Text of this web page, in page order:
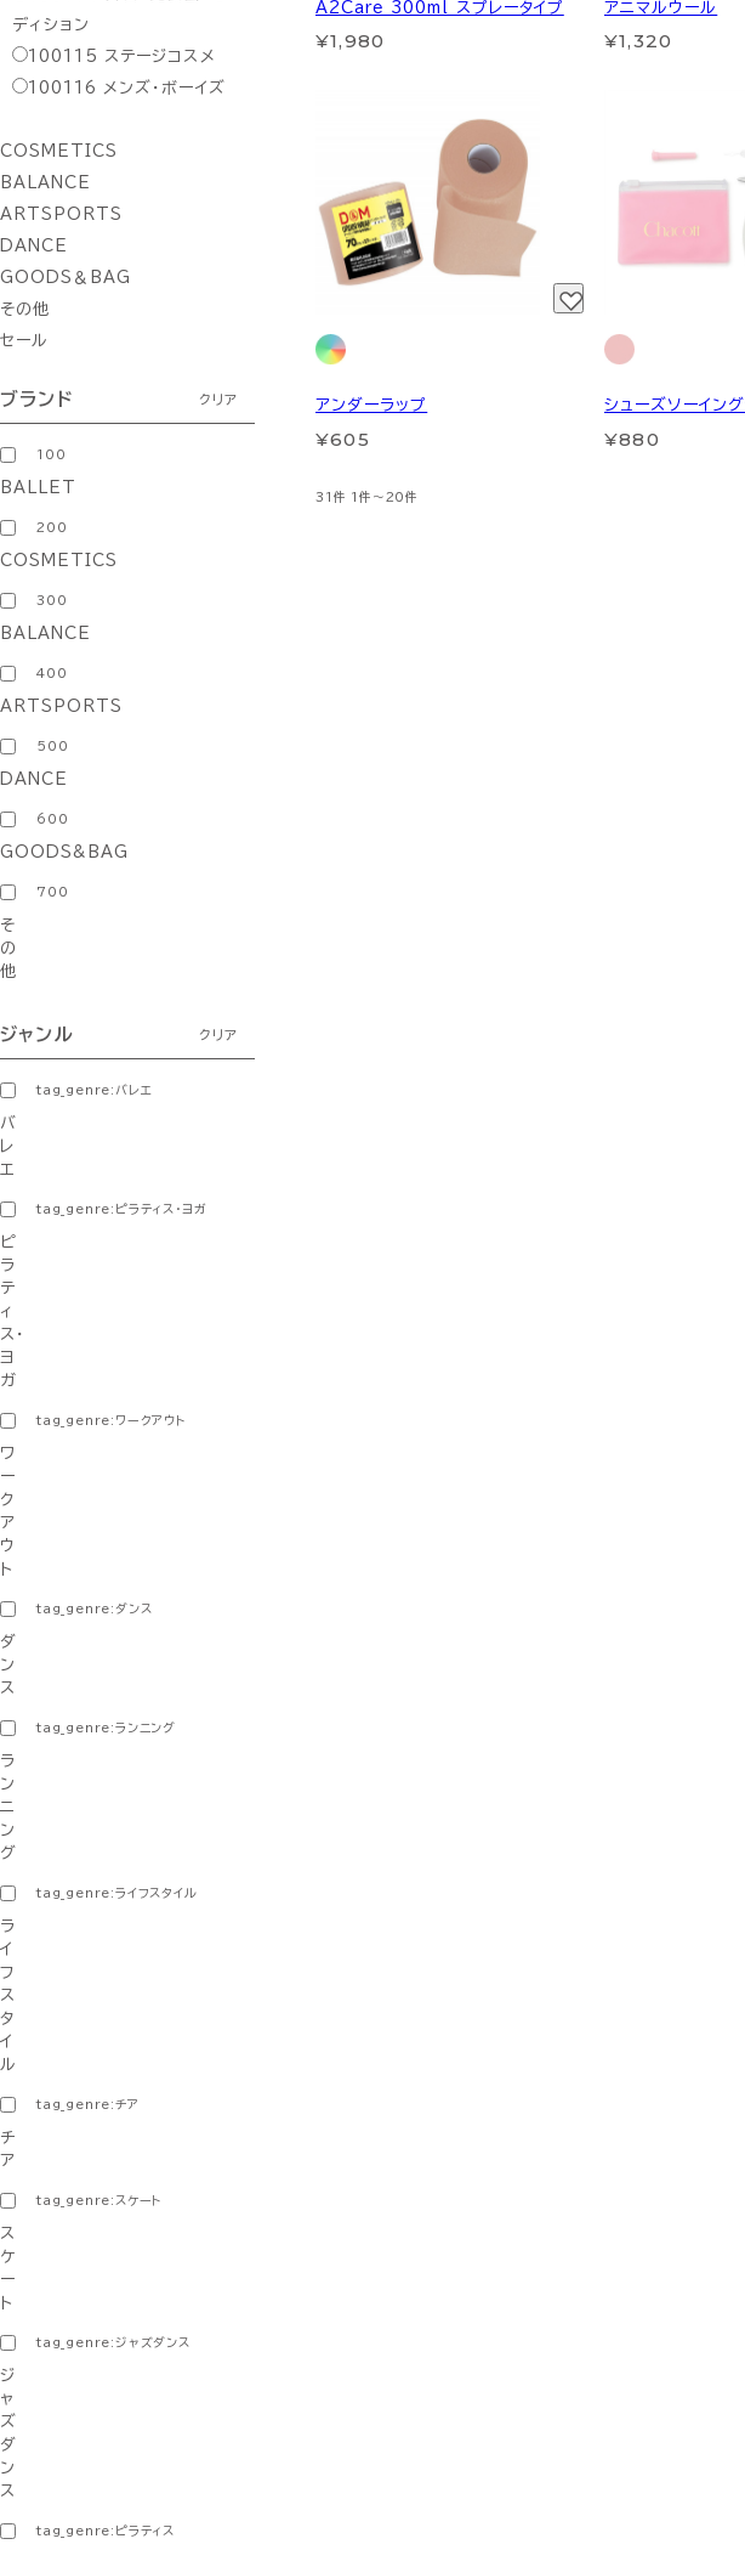
ディション
100115
ステージコスメ
100116
メンズ・ボーイズ
COSMETICS
BALANCE
ARTSPORTS
DANCE
GOODS＆BAG
その他
セール
ブランド クリア
100
BALLET
200
COSMETICS
300
BALANCE
400
ARTSPORTS
500
DANCE
600
GOODS&BAG
700
そ
の
他
ジャンル クリア
tag_genre:バレエ
バ
レ
エ
tag_genre:ピラティス・ヨガ
ピ
ラ
テ
ィ
ス・
ヨ
ガ
tag_genre:ワークアウト
ワ
ー
ク
ア
ウ
ト
tag_genre:ダンス
ダ
ン
ス
tag_genre:ランニング
ラ
ン
ニ
ン
グ
tag_genre:ライフスタイル
ラ
イ
フ
ス
タ
イ
ル
tag_genre:チア
チ
ア
tag_genre:スケート
ス
ケ
ー
ト
tag_genre:ジャズダンス
ジ
ャ
ズ
ダ
ン
ス
tag_genre:ピラティス
A2Care 300ml スプレータイプ
¥1,980
アニマルウール
¥1,320
アンダーラップ
¥605
シューズソーイング
¥880
31件 1件～20件